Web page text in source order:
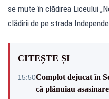
se mute în clădirea Liceului
clădirii de pe strada
CITEȘTE ȘI
15:50Complot dejucat în
că plănuiau